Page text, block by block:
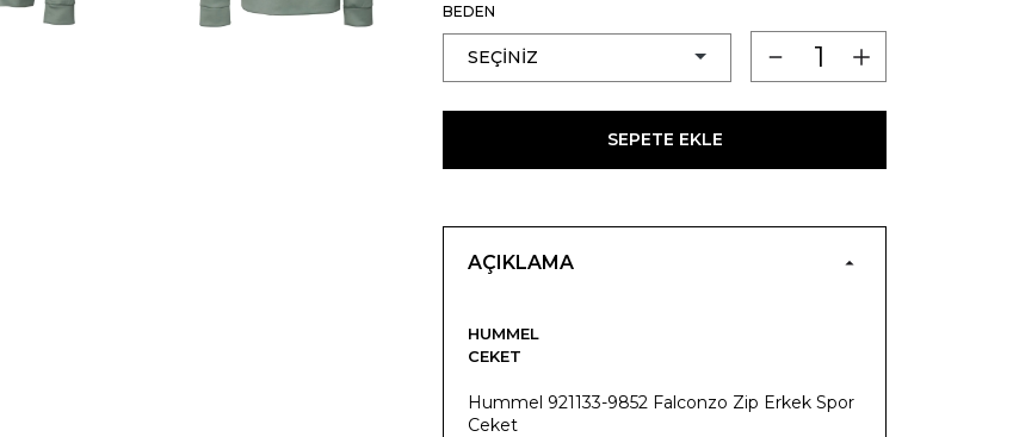
BEDEN
SEPETE EKLE
AÇIKLAMA
HUMMEL
CEKET
Hummel 921133-9852 Falconzo Zip Erkek Spor
Ceket